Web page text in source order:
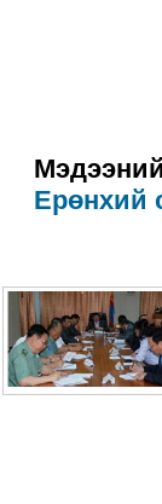
Ерөнхий